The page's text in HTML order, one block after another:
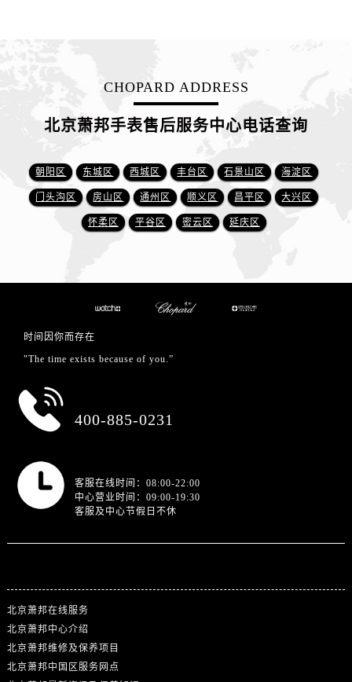
CHOPARD ADDRESS
北京萧邦手表售后服务中心电话查询
朝阳区 东城区 西城区 丰台区 石景山区 海淀区
门头沟区 房山区 通州区 顺义区 昌平区 大兴区
怀柔区 平谷区 密云区 延庆区
时间因你而存在
"The time exists because of you.”
400-885-0231
客服在线时间：08:00-22:00
中心营业时间：09:00-19:30
客服及中心节假日不休
北京萧邦在线服务
北京萧邦中心介绍
北京萧邦维修及保养项目
北京萧邦中国区服务网点